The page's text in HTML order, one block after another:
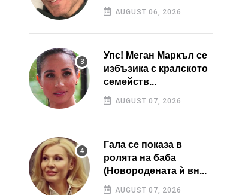
AUGUST 06, 2026
Упс! Меган Маркъл се
избъзика с кралското
семейств...
AUGUST 07, 2026
Гала се показа в
ролята на баба
(Новородената ѝ вн...
AUGUST 07, 2026